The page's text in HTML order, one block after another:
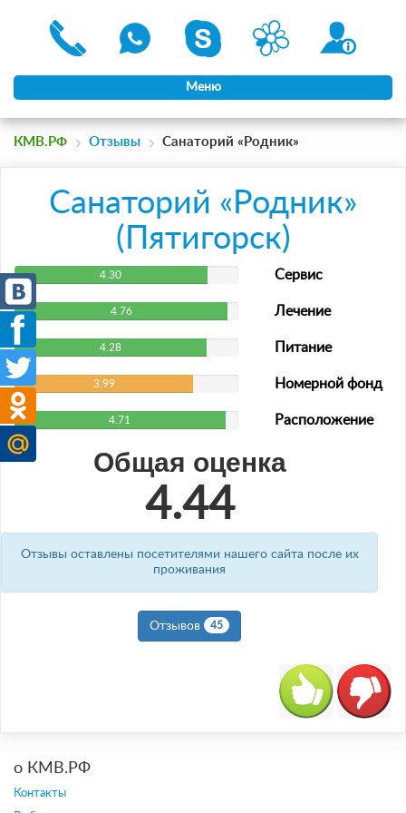
Меню
КМВ.РФ Отзывы Санаторий «Родник»
Санаторий «Родник»
(Пятигорск)
4.30 Сервис
4.76 Лечение
4.28 Питание
3.99 Номерной фонд
4.71 Расположение
Общая оценка
4.44
Отзывы оставлены посетителями нашего сайта после их
проживания
Отзывов 45
о КМВ.РФ
Контакты